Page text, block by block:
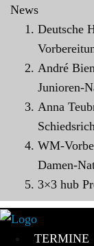
News
Deutsche
André
Junioren-
Anna
WM-
Damen-
3×3 hub
TERMINE